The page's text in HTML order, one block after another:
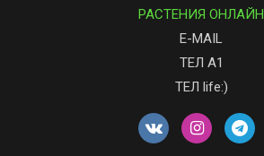
РАСТЕНИЯ ОНЛАЙН
E-MAIL
ТЕЛ А1
ТЕЛ life:)